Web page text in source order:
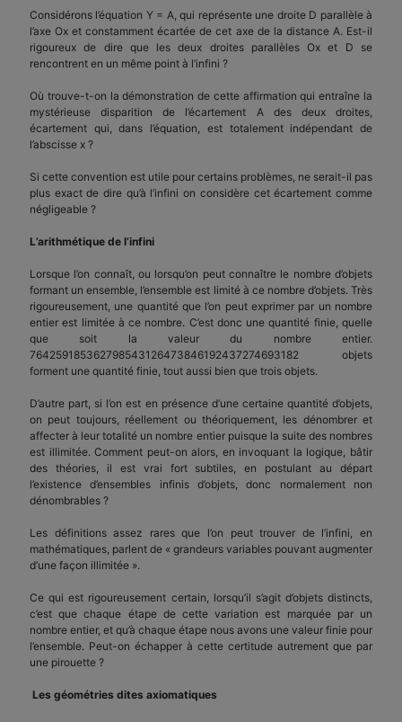
Considérons l’équation Y = A, qui représente une droite D parallèle à
l’axe Ox et constamment écartée de cet axe de la distance A. Est-il
rigoureux de dire que les deux droites parallèles Ox et D se
rencontrent en un même point à l’infini ?
Où trouve-t-on la démonstration de cette affirmation qui entraîne la
mystérieuse disparition de l’écartement A des deux droites,
écartement qui, dans l’équation, est totalement indépendant de
l’abscisse x ?
Si cette convention est utile pour certains problèmes, ne serait-il pas
plus exact de dire qu’à l’infini on considère cet écartement comme
négligeable ?
L’arithmétique de l’infini
Lorsque l’on connaît, ou lorsqu’on peut connaître le nombre d’objets
formant un ensemble, l’ensemble est limité à ce nombre d’objets. Très
rigoureusement, une quantité que l’on peut exprimer par un nombre
entier est limitée à ce nombre. C’est donc une quantité finie, quelle
que soit la valeur du nombre entier.
764259185362798543126473846192437274693182 objets
forment une quantité finie, tout aussi bien que trois objets.
D’autre part, si l’on est en présence d’une certaine quantité d’objets,
on peut toujours, réellement ou théoriquement, les dénombrer et
affecter à leur totalité un nombre entier puisque la suite des nombres
est illimitée. Comment peut-on alors, en invoquant la logique, bâtir
des théories, il est vrai fort subtiles, en postulant au départ
l’existence d’ensembles infinis d’objets, donc normalement non
dénombrables ?
Les définitions assez rares que l’on peut trouver de l’infini, en
mathématiques, parlent de « grandeurs variables pouvant augmenter
d’une façon illimitée ».
Ce qui est rigoureusement certain, lorsqu’il s’agit d’objets distincts,
c’est que chaque étape de cette variation est marquée par un
nombre entier, et qu’à chaque étape nous avons une valeur finie pour
l’ensemble. Peut-on échapper à cette certitude autrement que par
une pirouette ?
Les géométries dites axiomatiques